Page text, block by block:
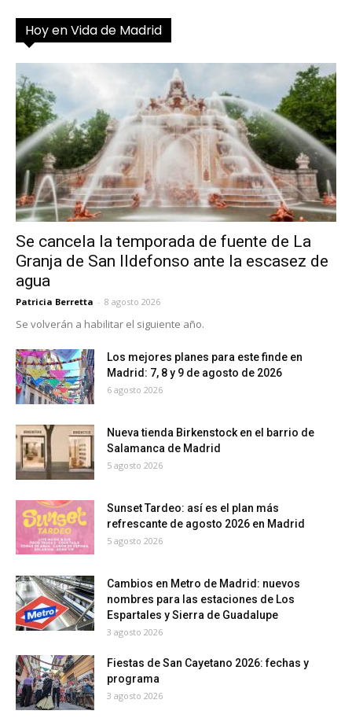
Hoy en Vida de Madrid
Se cancela la temporada de fuente de La
Granja de San Ildefonso ante la escasez de
agua
Patricia Berretta - 8 agosto 2026
Se volverán a habilitar el siguiente año.
Los mejores planes para este finde en
Madrid: 7, 8 y 9 de agosto de 2026
6 agosto 2026
Nueva tienda Birkenstock en el barrio de
Salamanca de Madrid
5 agosto 2026
Sunset Tardeo: así es el plan más
refrescante de agosto 2026 en Madrid
5 agosto 2026
Cambios en Metro de Madrid: nuevos
nombres para las estaciones de Los
Espartales y Sierra de Guadalupe
3 agosto 2026
Fiestas de San Cayetano 2026: fechas y
programa
3 agosto 2026